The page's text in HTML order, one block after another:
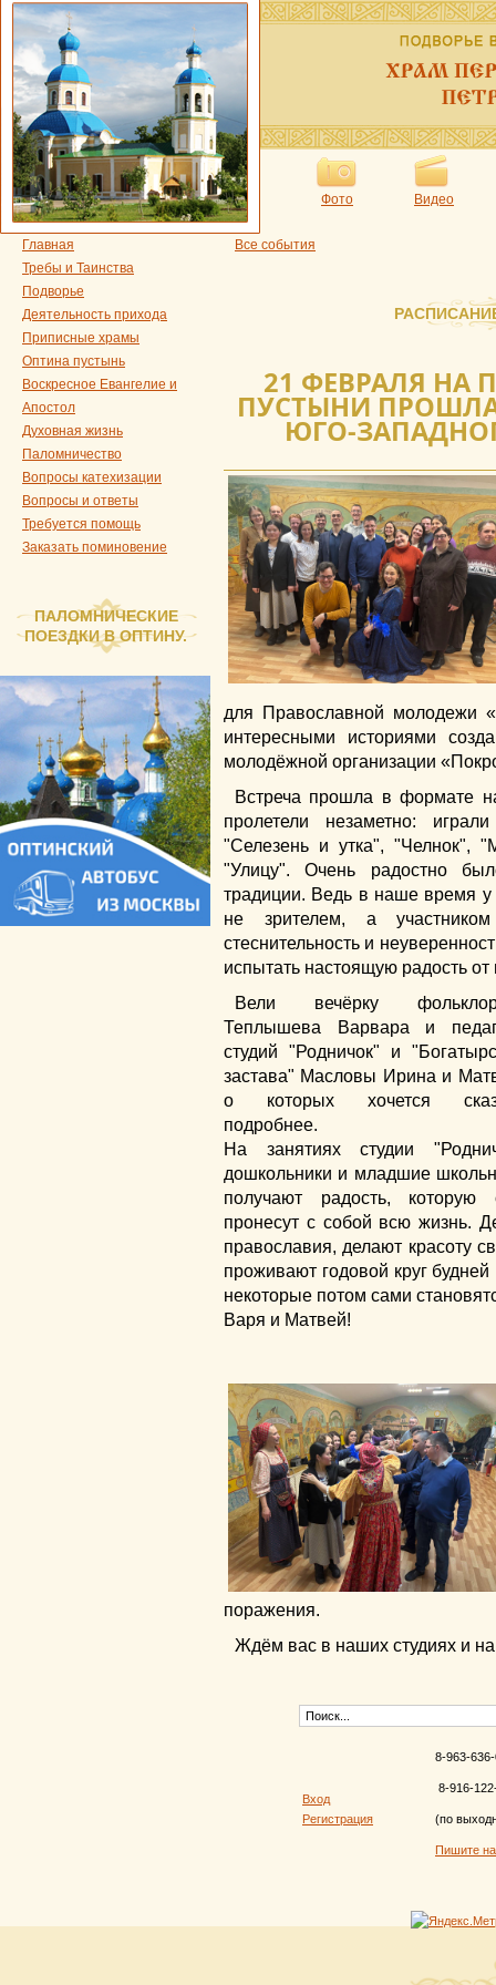
Фото Видео
Главная
Требы и Таинства
Подворье
Деятельность прихода
Приписные храмы
Оптина пустынь
Воскресное Евангелие и
Апостол
Духовная жизнь
Паломничество
Вопросы катехизации
Вопросы и ответы
Требуется помощь
Заказать поминовение
ПАЛОМНИЧЕСКИЕ
ПОЕЗДКИ В ОПТИНУ.
Все события
21 ФЕВРАЛЯ НА
ПУСТЫНИ
ЮГО-
для Православной молодежи
интересными историями
молодёжной организации
Встреча прошла в формате
пролетели незаметно:
"Селезень и утка", "Челнок",
"Улицу". Очень радостно
традиции. Ведь в наше время у
не зрителем, а участником
стеснительность и
испытать настоящую радость
Вели вечёрку
Теплышева Варвара и
студий "Родничок" и
застава" Масловы Ирина и
о которых хочется
подробнее.
На занятиях студии
дошкольники и младшие
получают радость, которую
пронесут с собой всю жизнь.
православия, делают красоту
проживают годовой круг
некоторые потом сами
Варя и Матвей!
поражения.
Ждём вас в наших студиях и
Вход
Регистрация
8-963-
8-916-
(по
Пишите